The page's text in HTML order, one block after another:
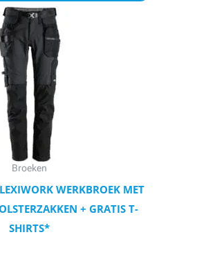
Broeken
WERKBROEK MET
+ GRATIS T-
SHIRTS*
was:
€169,27.
is:
€152,14.
product
heeft
meerdere
variaties.
Deze
optie
kan
gekozen
worden
op
de
productpagina